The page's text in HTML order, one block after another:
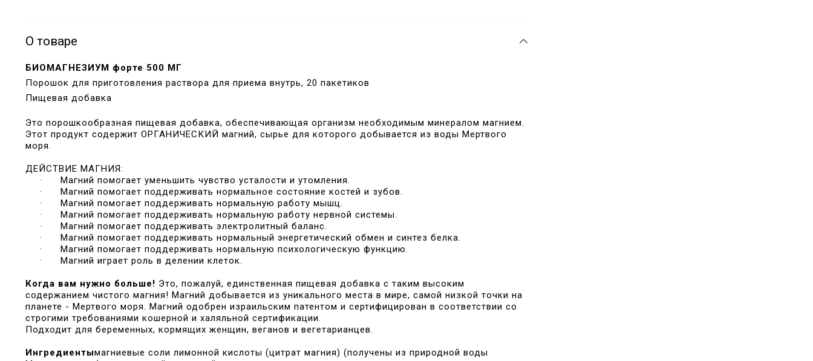
О товаре
БИОМАГНЕЗИУМ форте 500 МГ
Порошок для приготовления раствора для приема внутрь, 20 пакетиков
Пищевая добавка
Это порошкообразная пищевая добавка, обеспечивающая организм необходимым минералом магнием.
Этот продукт содержит ОРГАНИЧЕСКИЙ магний, сырье для которого добывается из воды Мертвого
моря.
ДЕЙСТВИЕ МАГНИЯ:
· Магний помогает уменьшить чувство усталости и утомления.
· Магний помогает поддерживать нормальное состояние костей и зубов.
· Магний помогает поддерживать нормальную работу мышц.
· Магний помогает поддерживать нормальную работу нервной системы.
· Магний помогает поддерживать электролитный баланс.
· Магний помогает поддерживать нормальный энергетический обмен и синтез белка.
· Магний помогает поддерживать нормальную психологическую функцию.
· Магний играет роль в делении клеток.
Когда вам нужно больше! Это, пожалуй, единственная пищевая добавка с таким высоким
содержанием чистого магния! Магний добывается из уникального места в мире, самой низкой точки на
планете - Мертвого моря. Магний одобрен израильским патентом и сертифицирован в соответствии со
строгими требованиями кошерной и халяльной сертификации.
Подходит для беременных, кормящих женщин, веганов и вегетарианцев.
Ингредиентымагниевые соли лимонной кислоты (цитрат магния) (получены из природной воды